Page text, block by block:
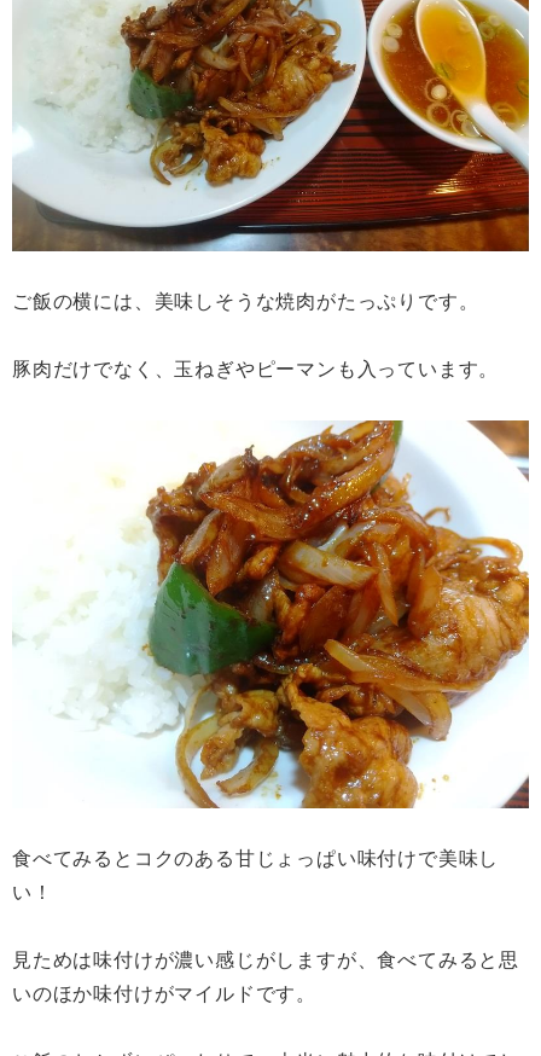
ご飯の横には、美味しそうな焼肉がたっぷりです。
豚肉だけでなく、玉ねぎやピーマンも入っています。
食べてみるとコクのある甘じょっぱい味付けで美味し
い！
見ためは味付けが濃い感じがしますが、食べてみると思
いのほか味付けがマイルドです。